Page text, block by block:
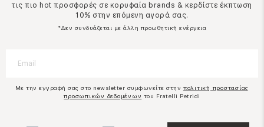
τις πιο hot προσφορές σε κορυφαία brands & κερδίστε έκπτωση
10% στην επόμενη αγορά σας.
*Δεν συνδυάζεται με άλλη προωθητική ενέργεια
Με την εγγραφή σας στο newsletter συμφωνείτε στην πολιτική προστασίας
προσωπικών δεδομένων του Fratelli Petridi